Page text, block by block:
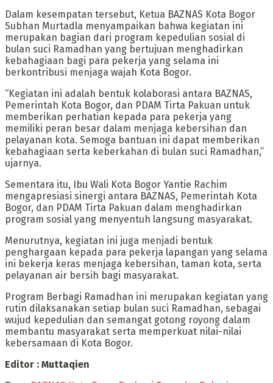
Dalam kesempatan tersebut, Ketua BAZNAS Kota Bogor
Subhan Murtadla menyampaikan bahwa kegiatan ini
merupakan bagian dari program kepedulian sosial di
bulan suci Ramadhan yang bertujuan menghadirkan
kebahagiaan bagi para pekerja yang selama ini
berkontribusi menjaga wajah Kota Bogor.
“Kegiatan ini adalah bentuk kolaborasi antara BAZNAS,
Pemerintah Kota Bogor, dan PDAM Tirta Pakuan untuk
memberikan perhatian kepada para pekerja yang
memiliki peran besar dalam menjaga kebersihan dan
pelayanan kota. Semoga bantuan ini dapat memberikan
kebahagiaan serta keberkahan di bulan suci Ramadhan,”
ujarnya.
Sementara itu, Ibu Wali Kota Bogor Yantie Rachim
mengapresiasi sinergi antara BAZNAS, Pemerintah Kota
Bogor, dan PDAM Tirta Pakuan dalam menghadirkan
program sosial yang menyentuh langsung masyarakat.
Menurutnya, kegiatan ini juga menjadi bentuk
penghargaan kepada para pekerja lapangan yang selama
ini bekerja keras menjaga kebersihan, taman kota, serta
pelayanan air bersih bagi masyarakat.
Program Berbagi Ramadhan ini merupakan kegiatan yang
rutin dilaksanakan setiap bulan suci Ramadhan, sebagai
wujud kepedulian dan semangat gotong royong dalam
membantu masyarakat serta memperkuat nilai-nilai
kebersamaan di Kota Bogor.
Editor : Muttaqien